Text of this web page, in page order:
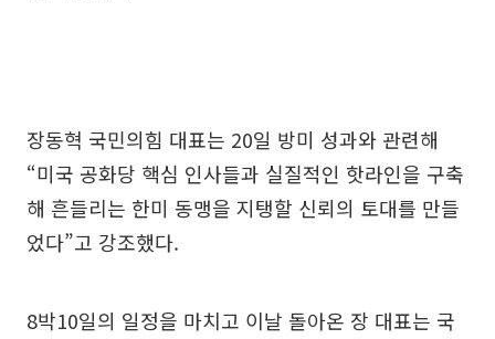
장동혁 국민의힘 대표는 20일 방미 성과와 관련해
“미국 공화당 핵심 인사들과 실질적인 핫라인을 구축
해 흔들리는 한미 동맹을 지탱할 신뢰의 토대를 만들
었다”고 강조했다.
8박10일의 일정을 마치고 이날 돌아온 장 대표는 국